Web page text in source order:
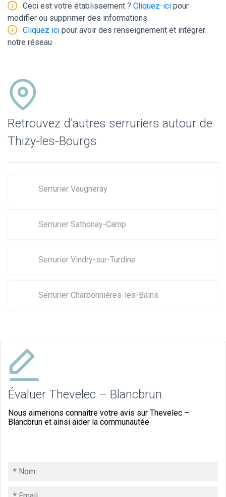
Ceci est votre établissement ? Cliquez-ici pour
modifier ou supprimer des informations.
Cliquez ici pour avoir des renseignement et intégrer
notre réseau
Retrouvez d'autres serruriers autour de
Thizy-les-Bourgs
Serrurier Vaugneray
Serrurier Sathonay-Camp
Serrurier Vindry-sur-Turdine
Serrurier Charbonnières-les-Bains
Évaluer Thevelec – Blancbrun
Nous aimerions connaître votre avis sur Thevelec –
Blancbrun et ainsi aider la communautée